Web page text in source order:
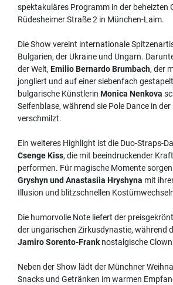
spektakuläres Programm in der beheizten
Rüdesheimer Straße 2 in München-Laim.
Die Show vereint internationale
Bulgarien, der Ukraine und Ungarn.
der Welt, Emilio Bernardo Brumbach, der
jongliert und auf einer siebenfach
bulgarische Künstlerin Monica Nenkova
Seifenblase, während sie Pole Dance in
verschmilzt.
Ein weiteres Highlight ist die Duo-Straps-
Csenge Kiss, die mit beeindruckender
performen. Für magische Momente
Gryshyn und Anastasiia Hryshyna mit
Illusion und blitzschnellen
Die humorvolle Note liefert der
der ungarischen Zirkusdynastie, während
Jamiro Sorento-Frank nostalgische
Neben der Show lädt der Münchner
Snacks und Getränken im warmen